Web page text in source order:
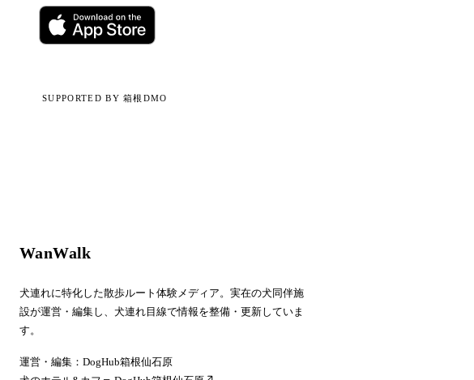
SUPPORTED BY 箱根DMO
WanWalk
犬連れに特化した散歩ルート体験メディア。実在の犬同伴施
設が運営・編集し、犬連れ目線で情報を整備・更新していま
す。
運営・編集：DogHub箱根仙石原